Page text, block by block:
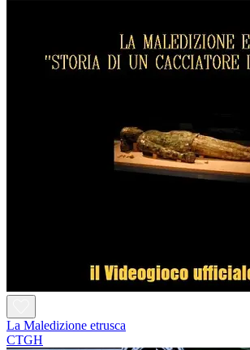
La Maledizione etrusca
CTGH